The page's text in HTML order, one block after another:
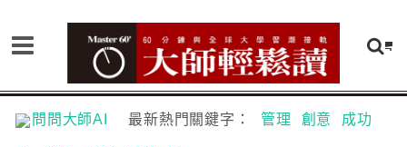
問問大師AI 最新熱門關鍵字： 管理 創意 成功